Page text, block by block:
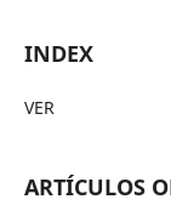
INDEX
VER
ARTÍCULOS